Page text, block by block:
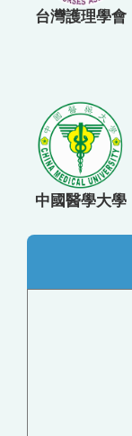
台灣護理學會
中國醫學大學